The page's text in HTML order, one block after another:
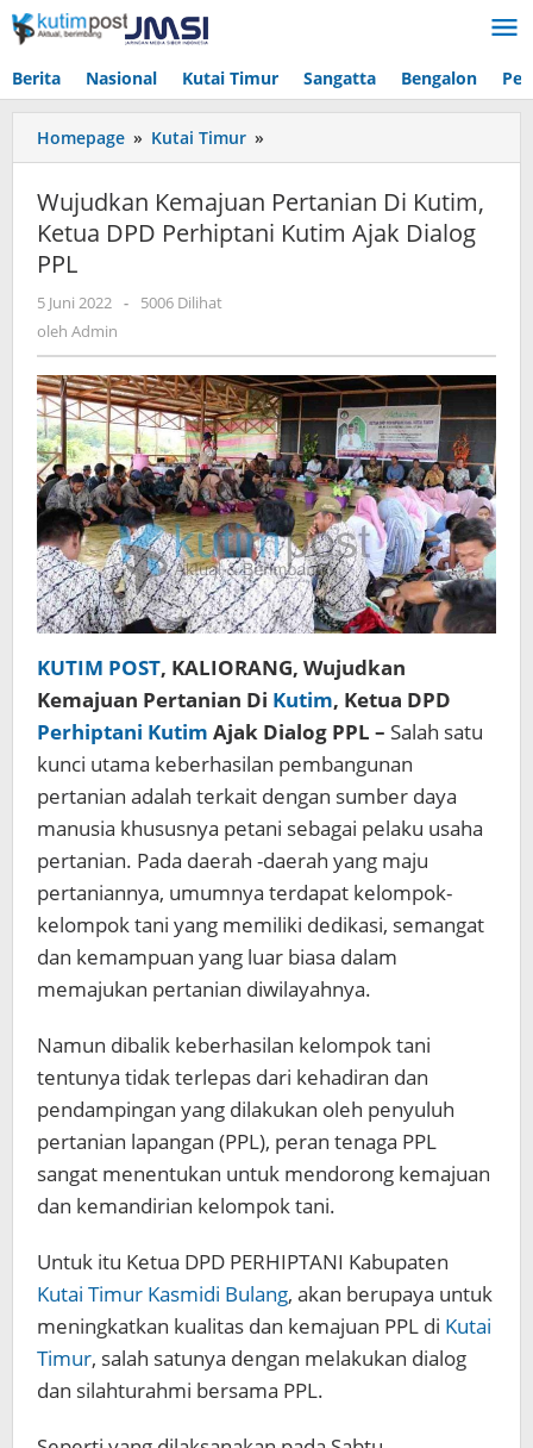
Lewati
ke
Berita Nasional Kutai Timur Sangatta Bengalon
Homepage » Kutai Timur »
Kemajuan
Di
Kutim,
Ajak
Dialog
PPL
Wujudkan Kemajuan Pertanian Di Kutim,
Ketua DPD Perhiptani Kutim Ajak Dialog
PPL
5 Juni 2022 oleh
-
5006 Dilihat
oleh Admin
KUTIM POST, KALIORANG, Wujudkan
Kemajuan Pertanian Di Kutim, Ketua DPD
Perhiptani Kutim Ajak Dialog PPL – Salah satu
kunci utama keberhasilan pembangunan
pertanian adalah terkait dengan sumber daya
manusia khususnya petani sebagai pelaku usaha
pertanian. Pada daerah -daerah yang maju
pertaniannya, umumnya terdapat kelompok-
kelompok tani yang memiliki dedikasi, semangat
dan kemampuan yang luar biasa dalam
memajukan pertanian diwilayahnya.
Namun dibalik keberhasilan kelompok tani
tentunya tidak terlepas dari kehadiran dan
pendampingan yang dilakukan oleh penyuluh
pertanian lapangan (PPL), peran tenaga PPL
sangat menentukan untuk mendorong kemajuan
dan kemandirian kelompok tani.
Untuk itu Ketua DPD PERHIPTANI Kabupaten
Kutai Timur Kasmidi Bulang, akan berupaya untuk
meningkatkan kualitas dan kemajuan PPL di Kutai
Timur, salah satunya dengan melakukan dialog
dan silahturahmi bersama PPL.